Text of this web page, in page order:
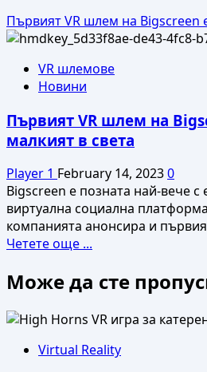
Първият VR шлем на Bigscreen
VR шлемове
Новини
Първият VR шлем на
малкият в света
Player 1 February 14, 20230
Bigscreen е позната най-вече
виртуална социална
компанията анонсира и
Четете още ...
about
VR
шлем
на
Може да сте
Virtual Reality